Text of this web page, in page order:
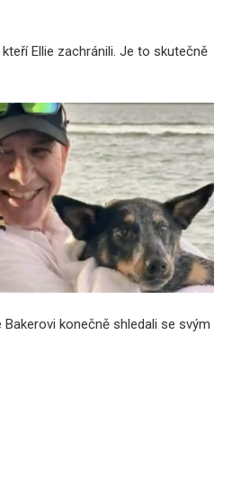
Ellie zachránili. Je to skutečně
konečně shledali se svým